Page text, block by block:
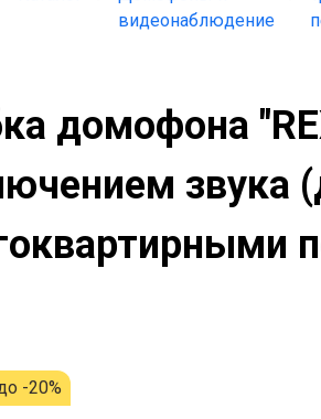
видеонаблюдение
домофона
звука
-20%